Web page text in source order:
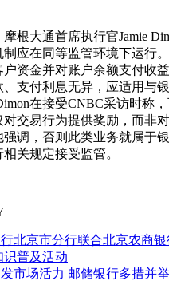
根大通首席执行官Jamie
应在同等监管环境下运行。
户资金并对账户余额支付收
支付利息无异，应适用与
在接受CNBC采访时称
对交易行为提供奖励，而非
调，否则此类业务就属于银
关规定接受监管。
北京市分行联合北京农商
识普及活动
市场活力 邮储银行多措并